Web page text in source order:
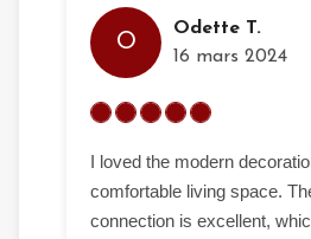
O
Odette T.
16 mars 2024
I loved the modern
comfortable living space.
connection is excellent,